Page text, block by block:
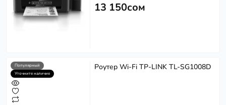
13 150сом
Популярный
Уточните наличие
Роутер Wi-Fi TP-LINK TL-SG1008D